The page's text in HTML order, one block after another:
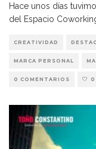
Hace unos días
del Espacio
CREATIVIDAD
MARCA PERSONAL
0 COMENTARIOS 0